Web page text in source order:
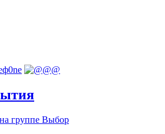
группе Выбор